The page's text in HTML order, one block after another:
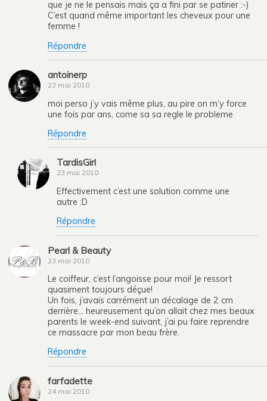
que je ne le pensais mais ça a fini par se patiner :-)
C’est quand même important les cheveux pour une
femme !
Répondre
antoinerp
23 mai 2010
moi perso j’y vais même plus, au pire on m’y force
une fois par ans, come sa sa regle le probleme
Répondre
TardisGirl
23 mai 2010
Effectivement c’est une solution comme une
autre :D
Répondre
Pearl & Beauty
23 mai 2010
Le coiffeur, c’est l’angoisse pour moi! Je ressort
quasiment toujours déçue!
Un fois, j’avais carrément un décalage de 2 cm
derrière… heureusement qu’on allait chez mes beaux
parents le week-end suivant, j’ai pu faire reprendre
ce massacre par mon beau frère.
Répondre
farfadette
24 mai 2010